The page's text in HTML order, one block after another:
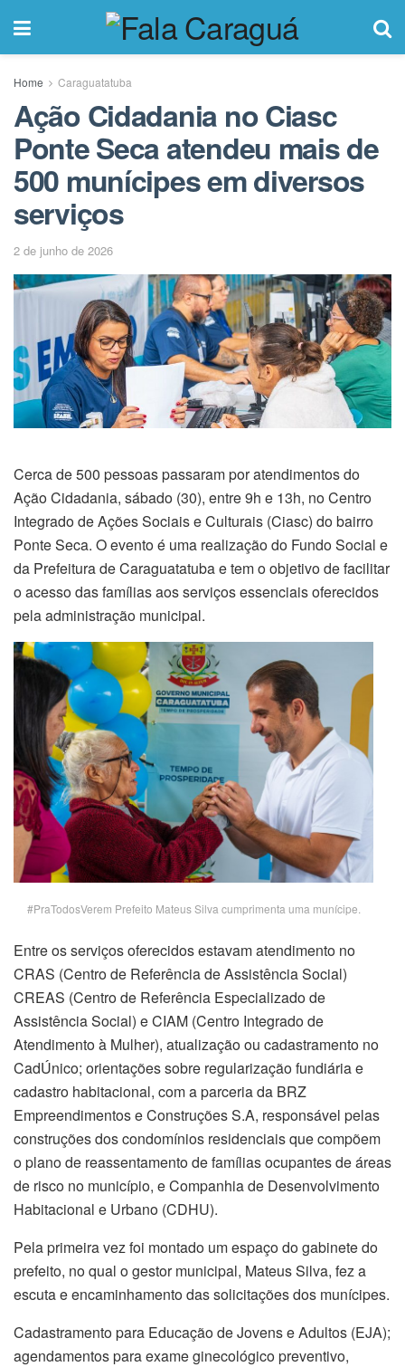
Home Caraguatatuba
Ação Cidadania no Ciasc
Ponte Seca atendeu mais de
500 munícipes em diversos
serviços
2 de junho de 2026
Cerca de 500 pessoas passaram por atendimentos do
Ação Cidadania, sábado (30), entre 9h e 13h, no Centro
Integrado de Ações Sociais e Culturais (Ciasc) do bairro
Ponte Seca. O evento é uma realização do Fundo Social e
da Prefeitura de Caraguatatuba e tem o objetivo de facilitar
o acesso das famílias aos serviços essenciais oferecidos
pela administração municipal.
#PraTodosVerem Prefeito Mateus Silva cumprimenta uma munícipe.
Entre os serviços oferecidos estavam atendimento no
CRAS (Centro de Referência de Assistência Social)
CREAS (Centro de Referência Especializado de
Assistência Social) e CIAM (Centro Integrado de
Atendimento à Mulher), atualização ou cadastramento no
CadÚnico; orientações sobre regularização fundiária e
cadastro habitacional, com a parceria da BRZ
Empreendimentos e Construções S.A, responsável pelas
construções dos condomínios residenciais que compõem
o plano de reassentamento de famílias ocupantes de áreas
de risco no município, e Companhia de Desenvolvimento
Habitacional e Urbano (CDHU).
Pela primeira vez foi montado um espaço do gabinete do
prefeito, no qual o gestor municipal, Mateus Silva, fez a
escuta e encaminhamento das solicitações dos munícipes.
Cadastramento para Educação de Jovens e Adultos (EJA);
agendamentos para exame ginecológico preventivo,